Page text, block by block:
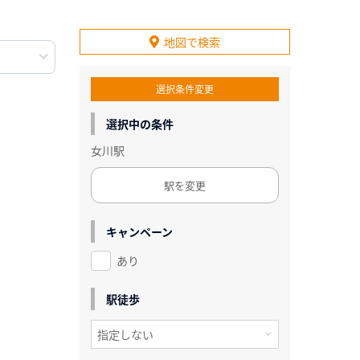
地図で検索
選択条件変更
選択中の条件
女川駅
駅を変更
キャンペーン
あり
駅徒歩